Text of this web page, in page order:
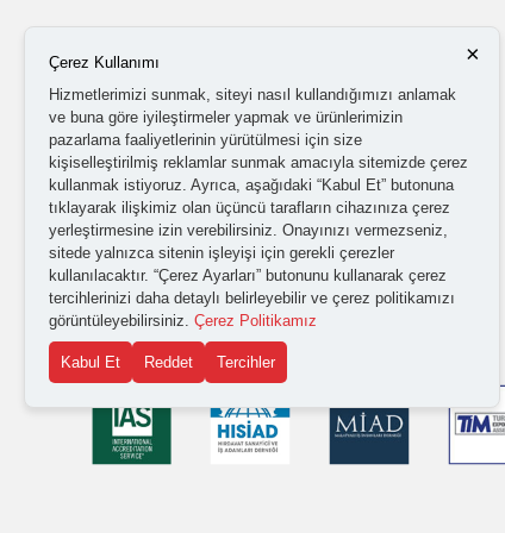
×
Çerez Kullanımı
Hizmetlerimizi sunmak, siteyi nasıl kullandığımızı anlamak
ve buna göre iyileştirmeler yapmak ve ürünlerimizin
pazarlama faaliyetlerinin yürütülmesi için size
kişiselleştirilmiş reklamlar sunmak amacıyla sitemizde çerez
kullanmak istiyoruz. Ayrıca, aşağıdaki “Kabul Et” butonuna
tıklayarak ilişkimiz olan üçüncü tarafların cihazınıza çerez
yerleştirmesine izin verebilirsiniz. Onayınızı vermezseniz,
sitede yalnızca sitenin işleyişi için gerekli çerezler
kullanılacaktır. “Çerez Ayarları” butonunu kullanarak çerez
tercihlerinizi daha detaylı belirleyebilir ve çerez politikamızı
görüntüleyebilirsiniz. Çerez Politikamız
Kabul Et Reddet Tercihler